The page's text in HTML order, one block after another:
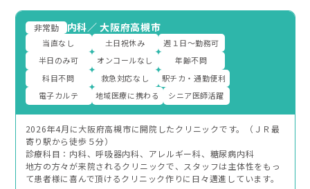
非常勤 内科／大阪府高槻市
当直なし 土日祝休み
週１日～勤務可
半日のみ可
オンコールなし
年齢不問
科目不問
救急対応なし
駅チカ・通勤便利
電子カルテ
地域医療に携わる シニア医師活躍
2026年4月に大阪府高槻市に開院したクリニックです。（ＪＲ最
寄り駅から徒歩５分）
診療科目：内科、呼吸器内科、アレルギー科、糖尿病内科
地方の方々が来院されるクリニックで、スタッフは主体性をもっ
て患者様に喜んで頂けるクリニック作りに日々邁進しています。